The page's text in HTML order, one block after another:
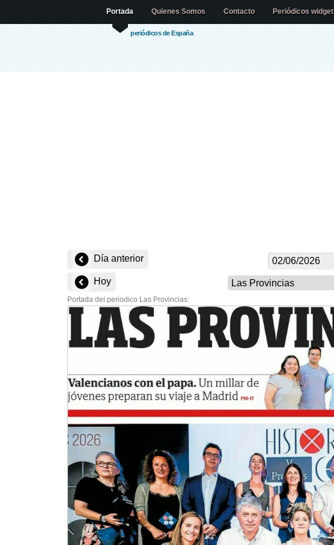
periódicos de España
Portada Quienes Somos Contacto Periódicos widget
Día anterior
Hoy
Portada del periodico Las Provincias: